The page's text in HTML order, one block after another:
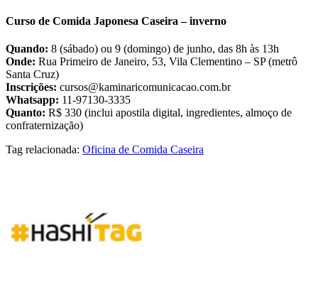
Curso de Comida Japonesa Caseira – inverno
Quando: 8 (sábado) ou 9 (domingo) de junho, das 8h às 13h
Onde: Rua Primeiro de Janeiro, 53, Vila Clementino – SP (metrô
Santa Cruz)
Inscrições: cursos@kaminaricomunicacao.com.br
Whatsapp: 11-97130-3335
Quanto: R$ 330 (inclui apostila digital, ingredientes, almoço de
confraternização)
Tag relacionada: Oficina de Comida Caseira